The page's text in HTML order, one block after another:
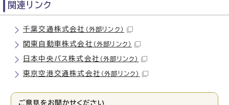
関連リンク
千葉交通株式会社 （外部リンク）
関東自動車株式会社 （外部リンク）
日本中央バス株式会社 （外部リンク）
東京空港交通株式会社 （外部リンク）
ご意見をお聞かせください